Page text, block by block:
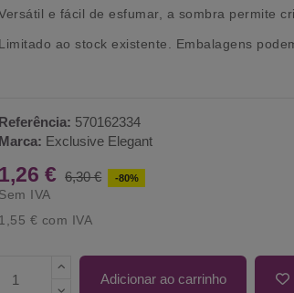
e fácil de esfumar, a sombra permite
Limitado ao stock existente. Embalagens
Referência: 570162334
Marca: Exclusive Elegant
1,26 € 6,30 € -80%
Sem IVA
1,55 € com IVA
Adicionar ao carrinho